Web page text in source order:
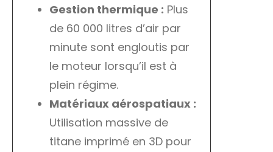
Gestion thermique : Plus
de 60 000 litres d’air par
minute sont engloutis par
le moteur lorsqu’il est à
plein régime.
Matériaux aérospatiaux :
Utilisation massive de
titane imprimé en 3D pour